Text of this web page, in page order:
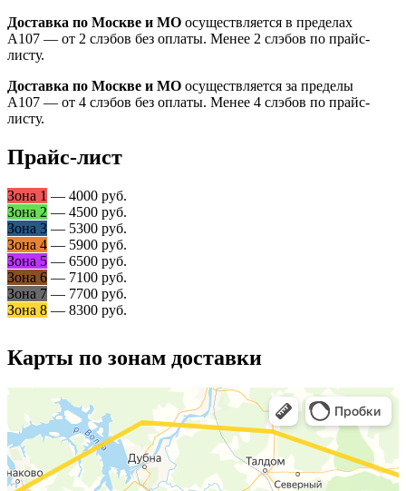
Доставка по Москве и МО осуществляется в пределах
А107 — от 2 слэбов без оплаты. Менее 2 слэбов по прайс-
листу.
Доставка по Москве и МО осуществляется за пределы
А107 — от 4 слэбов без оплаты. Менее 4 слэбов по прайс-
листу.
Прайс-лист
Зона 1 — 4000 руб.
Зона 2 — 4500 руб.
Зона 3 — 5300 руб.
Зона 4 — 5900 руб.
Зона 5 — 6500 руб.
Зона 6 — 7100 руб.
Зона 7 — 7700 руб.
Зона 8 — 8300 руб.
Карты по зонам доставки